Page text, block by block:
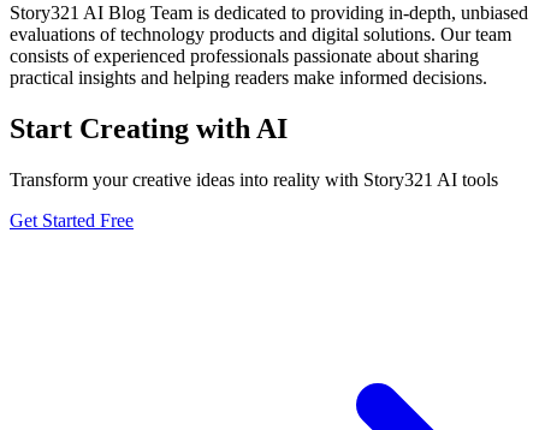
Story321 AI Blog Team is dedicated to providing in-depth, unbiased
evaluations of technology products and digital solutions. Our team
consists of experienced professionals passionate about sharing
practical insights and helping readers make informed decisions.
Start Creating with AI
Transform your creative ideas into reality with Story321 AI tools
Get Started Free